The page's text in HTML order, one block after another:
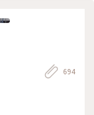
694